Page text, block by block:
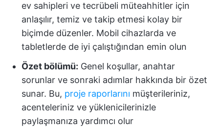
ev sahipleri ve tecrübeli müteahhitler için
anlaşılır, temiz ve takip etmesi kolay bir
biçimde düzenler. Mobil cihazlarda ve
tabletlerde de iyi çalıştığından emin olun
Özet bölümü: Genel koşullar, anahtar
sorunlar ve sonraki adımlar hakkında bir özet
sunar. Bu, proje raporlarını müşterileriniz,
acenteleriniz ve yüklenicilerinizle
paylaşmanıza yardımcı olur